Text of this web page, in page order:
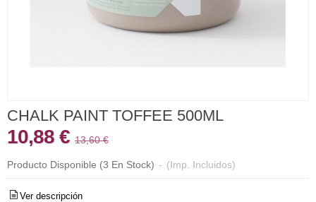
CHALK PAINT TOFFEE 500ML
10,88 € 13,60 €
Producto Disponible (3 En Stock) - (Imp. Incluidos)
Ver descripción